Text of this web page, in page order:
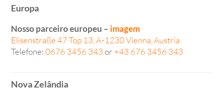
Europa
Nosso parceiro europeu – imagem
Elisenstraße 47 Top 13, A-1230 Vienna, Austria
Telefone:0676 3456 343or +43 676 3456 343
Nova Zelândia